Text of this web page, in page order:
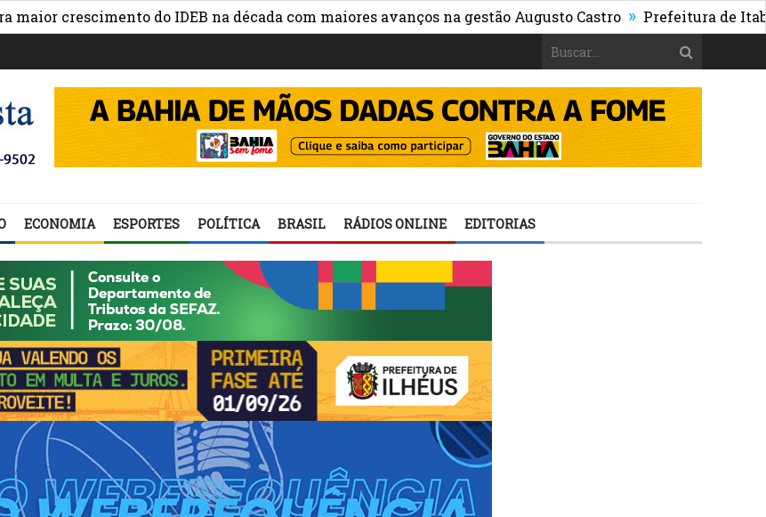
do IDEB na década com maiores avanços na gestão Augusto Castro » Prefeitura de Itabuna
ECONOMIA ESPORTES POLÍTICA BRASIL RÁDIOS ONLINE EDITORIAS